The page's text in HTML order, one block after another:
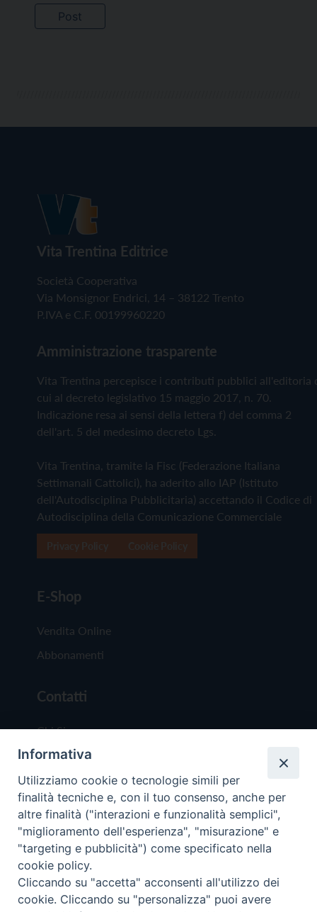
Vita Trentina Editrice
Società Cooperativa
Via Monsignor Endrici, 14 – 38122 Trento
P.IVA e C.F. 00199960220
Amministrazione trasparente
Vita Trentina percepisce i contributi pubblici all'editoria
cui al decreto legislativo 15 maggio 2017, n. 70.
Indicazione resa ai sensi della lettera f) del comma 2
dell'art. 5 del medesimo decreto Lgs.
Vita Trentina, tramite la Fisc (Federazione Italiana
Settimanali Cattolici), ha aderito allo IAP (Istituto
dell'Autodisciplina Pubblicitaria) accettando il Codice di
Autodisciplina della Comunicazione Commerciale
E-Shop
Vendita Online
Abbonamenti
Contatti
Chi Siamo
Redazione
Scrivici
Copyright © 2019 - Tutti i diritti riservati - Vita
Trentina Editrice
Informativa
Utilizziamo cookie o tecnologie simili per
finalità tecniche e, con il tuo consenso, anche per
altre finalità ("interazioni e funzionalità semplici",
"miglioramento dell'esperienza", "misurazione" e
"targeting e pubblicità") come specificato nella
cookie policy.
Cliccando su "accetta" acconsenti all'utilizzo dei
cookie. Cliccando su "personalizza" puoi avere